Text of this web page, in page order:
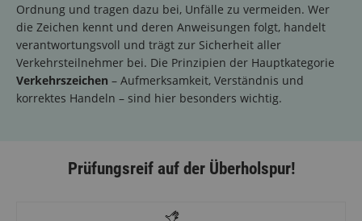
Ordnung und tragen dazu bei, Unfälle zu vermeiden. Wer
die Zeichen kennt und deren Anweisungen folgt, handelt
verantwortungsvoll und trägt zur Sicherheit aller
Verkehrsteilnehmer bei. Die Prinzipien der Hauptkategorie
Verkehrszeichen – Aufmerksamkeit, Verständnis und
korrektes Handeln – sind hier besonders wichtig.
Prüfungsreif auf der Überholspur!